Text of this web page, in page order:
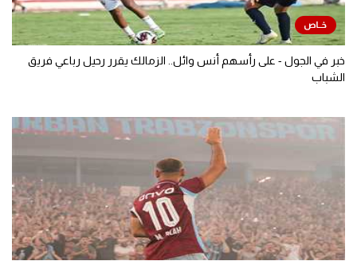
خبر في الجول - على رأسهم أنس وائل.. الزمالك يقرر رحيل رباعي فريق
الشباب